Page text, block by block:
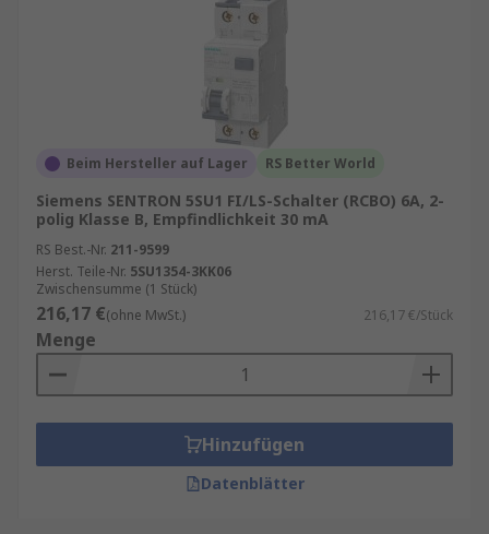
Beim Hersteller auf Lager RS Better World
Siemens SENTRON 5SU1 FI/LS-Schalter (RCBO) 6A, 2-
polig Klasse B, Empfindlichkeit 30 mA
RS Best.-Nr. 211-9599
Herst. Teile-Nr. 5SU1354-3KK06
Zwischensumme (1 Stück)
216,17 €(ohne MwSt.) 216,17 €/Stück
Menge
Hinzufügen
Datenblätter